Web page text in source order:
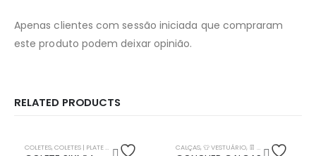
Apenas clientes com sessão iniciada que compraram
este produto podem deixar opinião.
RELATED PRODUCTS
COLETES, COLETES | PLATE CARRIER , 👕 VESTUÁRIO,🦺EQUIPAMENTO TÁTICO
CALÇAS, 👕 VESTUÁRIO, 👖 PERNAS ,